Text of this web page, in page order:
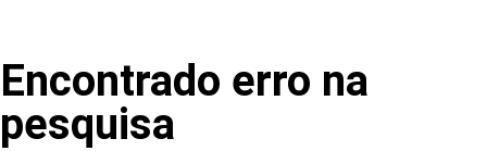
Encontrado erro na
pesquisa